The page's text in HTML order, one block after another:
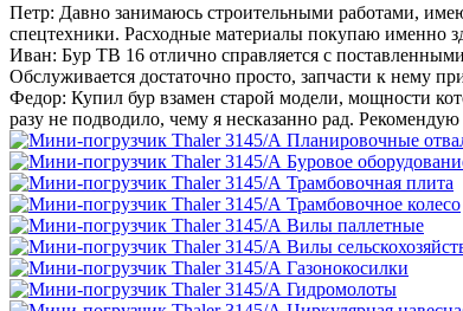
Петр: Давно занимаюсь строительными работами,
спецтехники. Расходные материалы покупаю именно
Иван: Бур ТВ 16 отлично справляется с
Обслуживается достаточно просто, запчасти к нему
Федор: Купил бур взамен старой модели, мощности
разу не подводило, чему я несказанно рад.
Планировочные
Буровое
Трамбовочная плита
Трамбовочное колесо
Вилы паллетные
Вилы
Газонокосилки
Гидромолоты